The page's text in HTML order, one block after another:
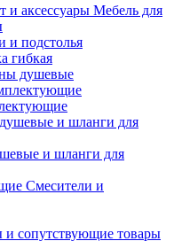
Мебель для
и подстолья
гибкая
душевые
и шланги для
Смесители и